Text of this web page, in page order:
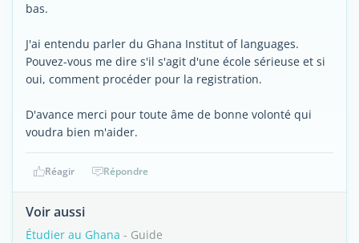
bas.
J'ai entendu parler du Ghana Institut of languages.
Pouvez-vous me dire s'il s'agit d'une école sérieuse et si
oui, comment procéder pour la registration.
D'avance merci pour toute âme de bonne volonté qui
voudra bien m'aider.
Réagir Répondre
Voir aussi
Étudier au Ghana - Guide